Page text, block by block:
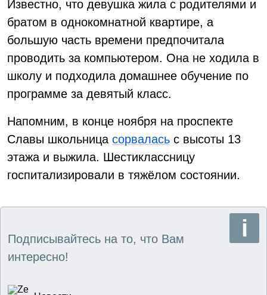
Известно, что девушка жила с родителями и
братом в однокомнатной квартире, а
большую часть времени предпочитала
проводить за компьютером. Она не ходила в
школу и подходила домашнее обучение по
программе за девятый класс.
Напомним, в конце ноября на проспекте
Славы школьница сорвалась с высоты 13
этажа и выжила. Шестиклассницу
госпитализировали в тяжёлом состоянии.
Подписывайтесь на то, что Вам
интересно!